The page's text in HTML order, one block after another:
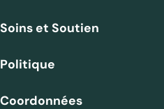
Soins et Soutien
Politique
Coordonnées